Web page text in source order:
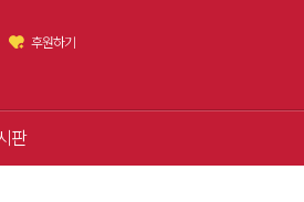
후원하기
판